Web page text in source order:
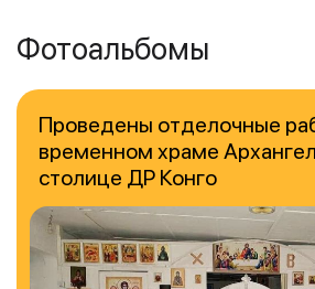
Фотоальбомы
Проведены отделочные
временном храме
столице ДР Конго